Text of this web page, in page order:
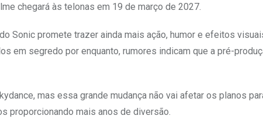
chegará às telonas em 19 de março de 2027.
Sonic promete trazer ainda mais ação, humor e efeitos
em segredo por enquanto, rumores indicam que a pré-
mas essa grande mudança não vai afetar os planos
proporcionando mais anos de diversão.